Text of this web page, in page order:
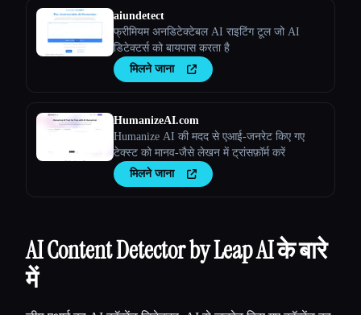
aiundetect
फ्रीमियम अनडिटेक्टेबल AI राइटिंग टूल जो AI
डिटेक्टर्स को बायपास करता है
मिलने जाना
HumanizeAI.com
Humanize AI की मदद से एआई-जनरेट किए गए
टेक्स्ट को मानव-जैसे लेखन में ट्रांसफ़ॉर्म करें
मिलने जाना
AI Content Detector by Leap AI के बारे
में